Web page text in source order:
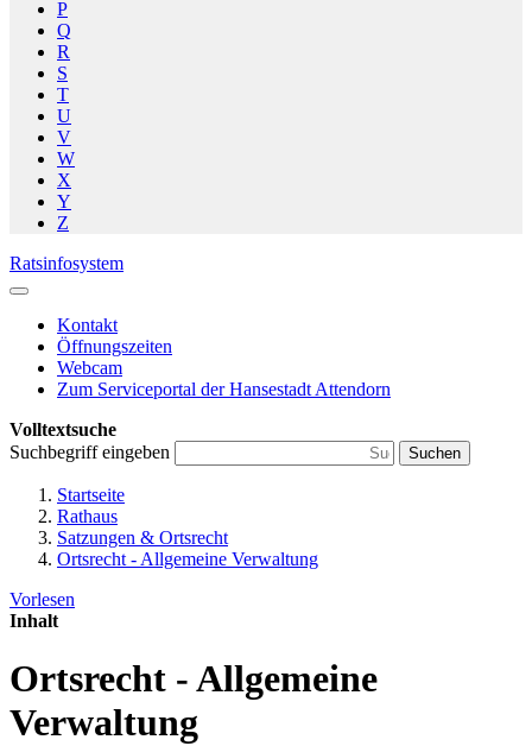
P
Q
R
S
T
U
V
W
X
Y
Z
Ratsinfosystem
Kontakt
Öffnungszeiten
Webcam
Zum Serviceportal der Hansestadt Attendorn
Volltextsuche
Suchbegriff eingeben
Suchen
Startseite
Rathaus
Satzungen & Ortsrecht
Ortsrecht - Allgemeine Verwaltung
Vorlesen
Inhalt
Ortsrecht - Allgemeine
Verwaltung